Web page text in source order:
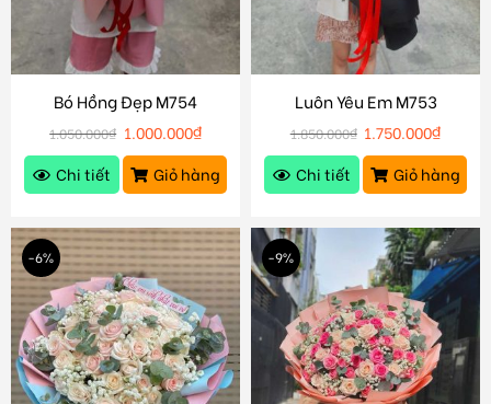
Bó Hồng Đẹp M754
1.050.000₫ 1.000.000₫
Chi tiết
Giỏ hàng
Luôn Yêu Em M753
1.850.000₫ 1.750.000₫
Chi tiết
Giỏ hàng
-6% -9%